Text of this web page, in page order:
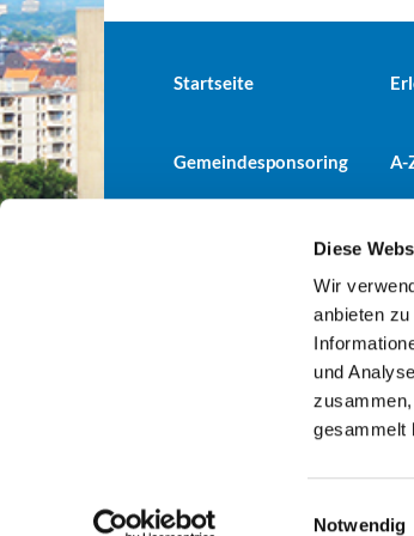
Diese
Wir
anbieten
und
gesammelt
Notwendig
Startseite
Gemeindesponsoring A-
